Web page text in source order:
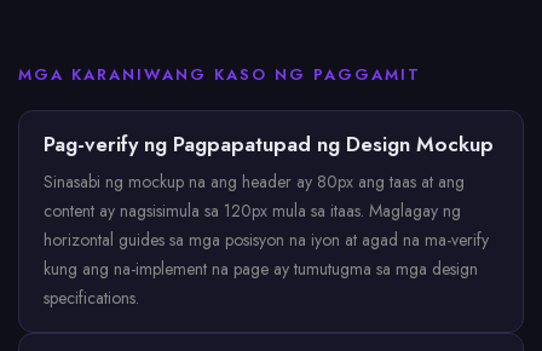
MGA KARANIWANG KASO NG PAGGAMIT
Pag-verify ng Pagpapatupad ng Design Mockup
Sinasabi ng mockup na ang header ay 80px ang taas at ang
content ay nagsisimula sa 120px mula sa itaas. Maglagay ng
horizontal guides sa mga posisyon na iyon at agad na ma-verify
kung ang na-implement na page ay tumutugma sa mga design
specifications.